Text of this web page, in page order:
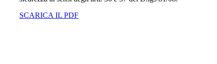
SCARICA IL PDF